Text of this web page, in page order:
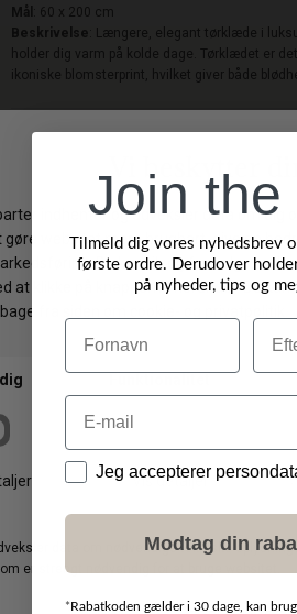
Mål
: 60 x 200 cm
Beskrivelse : Længere, elegant tørklæde i
holder dig varm på kolde dage. Tørklædet er
ikoniske blomsterprint, hvilket giver både
Levering: 1-3 hverdage
Gratis ombytning
Vi anbefaler også
-
Join the
Tilmeld dig vores nyhedsbrev
første ordre. Derudover
på nyheder, tips og
Navn
Email
DataJeg accepterer
Modtag din
*Rabatkoden gælder i 30 dage, kan